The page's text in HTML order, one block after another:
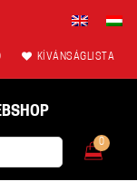
KÍVÁNSÁGLISTA
0